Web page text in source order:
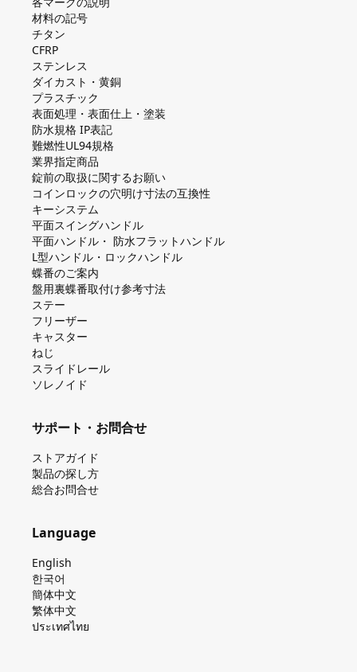
材料の記号
チタン
CFRP
ステンレス
ダイカスト・⻩銅
プラスチック
表面処理・表面仕上・塗装
防⽔規格 IP表記
難燃性UL94規格
業界指定商品
錠前の取扱に関するお願い
コインロックの⽳明け⼨法の互換性
キーシステム
平⾯スイングハンドル
平⾯ハンドル・ 防⽔フラットハンドル
L型ハンドル・ロックハンドル
蝶番のご案内
盤⽤裏蝶番取付け参考⼨法
ステー
フリーザー
キャスター
ねじ
スライドレール
ソレノイド
サポート・お問合せ
ストアガイド
製品の探し⽅
総合お問合せ
Language
English
한국어
簡体中文
繁体中文
ประเทศไทย